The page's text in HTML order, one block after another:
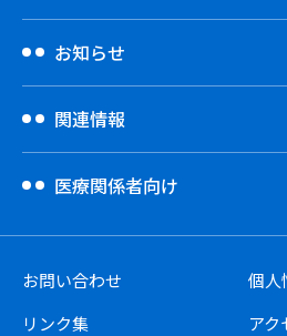
お知らせ
関連情報
医療関係者向け
お問い合わせ
リンク集
個人
アク